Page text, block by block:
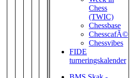
Chess
(TWIC)
Chessbase
ChesscafÃ©
Chessvibes
FIDE
turneringskalender